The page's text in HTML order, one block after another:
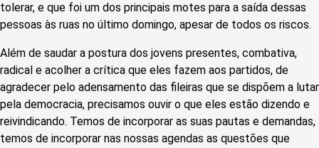
tolerar, e que foi um dos principais motes para a saída dessas
pessoas às ruas no último domingo, apesar de todos os riscos.
Além de saudar a postura dos jovens presentes, combativa,
radical e acolher a crítica que eles fazem aos partidos, de
agradecer pelo adensamento das fileiras que se dispõem a lutar
pela democracia, precisamos ouvir o que eles estão dizendo e
reivindicando. Temos de incorporar as suas pautas e demandas,
temos de incorporar nas nossas agendas as questões que